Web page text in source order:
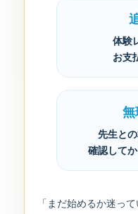
体験
お支
無
先生と
確認して
「まだ始めるか迷っ